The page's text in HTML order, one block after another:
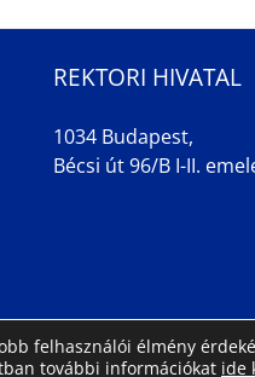
REKTORI HIVATAL
1034 Budapest,
Bécsi út 96/B I-II.
felhasználói élmény
további információkat ide